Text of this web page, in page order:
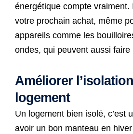
énergétique compte vraiment.
votre prochain achat, même
appareils comme les
ondes, qui peuvent aussi faire
Améliorer
logement
Un logement bien isolé, c’est
avoir un bon manteau en